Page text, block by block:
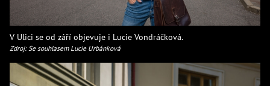
V Ulici se od září objevuje i Lucie Vondráčková.
Zdroj: Se souhlasem Lucie Urbánková